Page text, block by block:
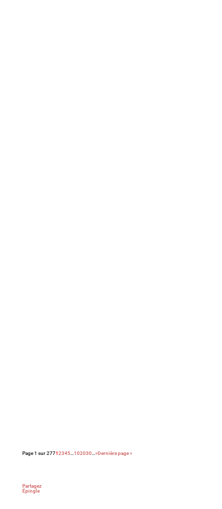
Page 1 sur 27712345…102030…»Dernière page »
Partagez
Épingle